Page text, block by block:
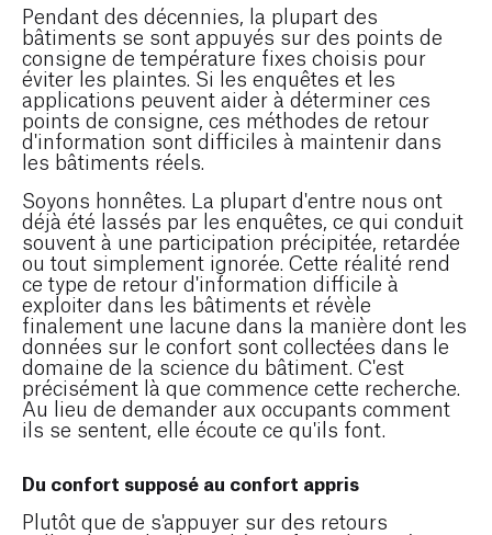
Pendant des décennies, la plupart des
bâtiments se sont appuyés sur des points de
consigne de température fixes choisis pour
éviter les plaintes. Si les enquêtes et les
applications peuvent aider à déterminer ces
points de consigne, ces méthodes de retour
d'information sont difficiles à maintenir dans
les bâtiments réels.
Soyons honnêtes. La plupart d'entre nous ont
déjà été lassés par les enquêtes, ce qui conduit
souvent à une participation précipitée, retardée
ou tout simplement ignorée. Cette réalité rend
ce type de retour d'information difficile à
exploiter dans les bâtiments et révèle
finalement une lacune dans la manière dont les
données sur le confort sont collectées dans le
domaine de la science du bâtiment. C'est
précisément là que commence cette recherche.
Au lieu de demander aux occupants comment
ils se sentent, elle écoute ce qu'ils font.
Du confort supposé au confort appris
Plutôt que de s'appuyer sur des retours